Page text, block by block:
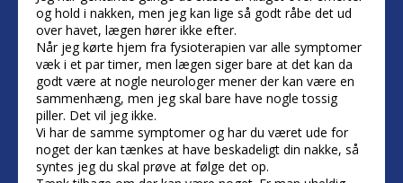
og hold i nakken, men jeg kan lige så godt råbe det ud
over havet, lægen hører ikke efter.
Når jeg kørte hjem fra fysioterapien var alle symptomer
væk i et par timer, men lægen siger bare at det kan da
godt være at nogle neurologer mener der kan være en
sammenhæng, men jeg skal bare have nogle tossig
piller. Det vil jeg ikke.
Vi har de samme symptomer og har du været ude for
noget der kan tænkes at have beskadeligt din nakke, så
syntes jeg du skal prøve at følge det op.